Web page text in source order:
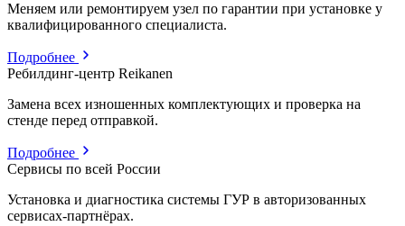
Меняем или ремонтируем узел по гарантии при установке у
квалифицированного специалиста.
Подробнее
Ребилдинг-центр Reikanen
Замена всех изношенных комплектующих и проверка на
стенде перед отправкой.
Подробнее
Сервисы по всей России
Установка и диагностика системы ГУР в авторизованных
сервисах-партнёрах.